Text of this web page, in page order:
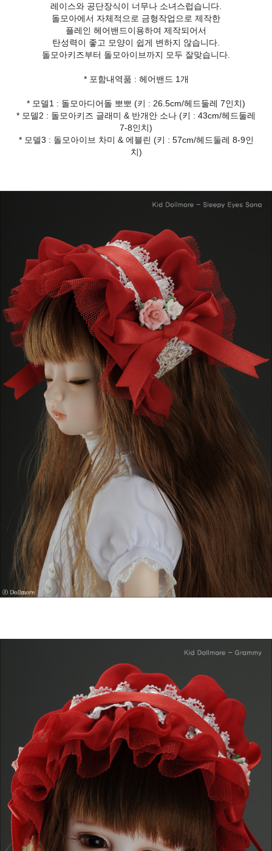
레이스와 공단장식이 너무나 소녀스럽습니다.
돌모아에서 자체적으로 금형작업으로 제작한
플레인 헤어밴드이용하여 제작되어서
탄성력이 좋고 모양이 쉽게 변하지 않습니다.
돌모아키즈부터 돌모아이브까지 모두 잘맞습니다.
* 포함내역품 : 헤어밴드 1개
* 모델1 : 돌모아디어돌 뽀뽀 (키 : 26.5cm/헤드둘레 7인치)
* 모델2 : 돌모아키즈 글래미 & 반개안 소나 (키 : 43cm/헤드둘레
7-8인치)
* 모델3 : 돌모아이브 차미 & 에블린 (키 : 57cm/헤드둘레 8-9인
치)